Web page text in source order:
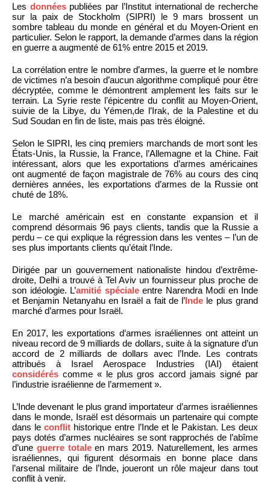
Les donnéespubliées par l’Institut international de recherche
sur la paix de Stockholm (SIPRI) le 9 mars brossent un
sombre tableau du monde en général et du Moyen-Orient en
particulier. Selon le rapport, la demande d’armes dans la région
en guerre a augmenté de 61% entre 2015 et 2019.
La corrélation entre le nombre d’armes, la guerre et le nombre
de victimes n’a besoin d’aucun algorithme compliqué pour être
décryptée, comme le démontrent amplement les faits sur le
terrain. La Syrie reste l’épicentre du conflit au Moyen-Orient,
suivie de la Libye, du Yémen,de l’Irak, de la Palestine et du
Sud Soudan en fin de liste, mais pas très éloigné.
Selon le SIPRI, les cinq premiers marchands de mort sont les
États-Unis, la Russie, la France, l’Allemagne et la Chine. Fait
intéressant, alors que les exportations d’armes américaines
ont augmenté de façon magistrale de 76% au cours des cinq
dernières années, les exportations d’armes de la Russie ont
chuté de 18%.
Le marché américain est en constante expansion et il
comprend désormais 96 pays clients, tandis que la Russie a
perdu – ce qui explique la régression dans les ventes – l’un de
ses plus importants clients qu’était l’Inde.
Dirigée par un gouvernement nationaliste hindou d’extrême-
droite, Delhi a trouvé à Tel Aviv un fournisseur plus proche de
son idéologie. L’amitié spécialeentre Narendra Modi en Inde
et Benjamin Netanyahu en Israël a fait de l’Inde le plus grand
marché d’armes pour Israël.
En 2017, les exportations d’armes israéliennes ont atteint un
niveau record de 9 milliards de dollars, suite à la signature d’un
accord de 2 milliards de dollars avec l’Inde. Les contrats
attribués à Israel Aerospace Industries (IAI) étaient
considérés comme « le plus gros accord jamais signé par
l’industrie israélienne de l’armement ».
L’Inde devenant le plus grand importateur d’armes israéliennes
dans le monde, Israël est désormais un partenaire qui compte
dans leconflit historique entre l’Inde et le Pakistan. Les deux
pays dotés d’armes nucléaires se sont rapprochés de l’abîme
d’une guerre totaleen mars 2019. Naturellement, les armes
israéliennes, qui figurent désormais en bonne place dans
l’arsenal militaire de l’Inde, joueront un rôle majeur dans tout
conflit à venir.